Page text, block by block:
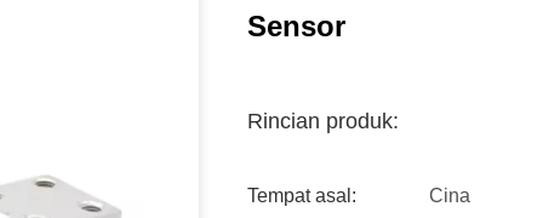
Sensor
Rincian produk:
Tempat asal: Cina